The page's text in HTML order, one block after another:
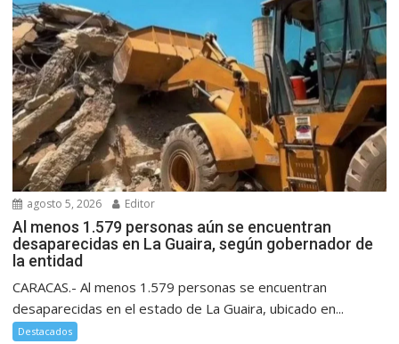
agosto 5, 2026 Editor
Al menos 1.579 personas aún se encuentran
desaparecidas en La Guaira, según gobernador de
la entidad
CARACAS.- Al menos 1.579 personas se encuentran
desaparecidas en el estado de La Guaira, ubicado en...
Destacados